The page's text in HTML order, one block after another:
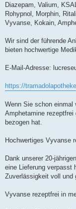
Diazepam, Valium,
Rohypnol, Morphin,
Vyvanse, Kokain,
Wir sind der führende
bieten hochwertige
E-Mail-Adresse:
https://
Wenn Sie schon einmal
Amphetamine
bezogen hat.
Hochwertiges Vyvanse
Dank unserer 20-
eine Lieferung verpasst
Zuverlässigkeit voll und
Vyvanse rezeptfrei in